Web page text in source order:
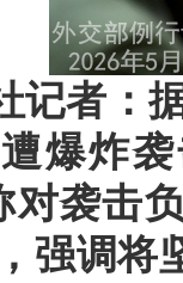
记者：
爆炸
对袭击
强调将